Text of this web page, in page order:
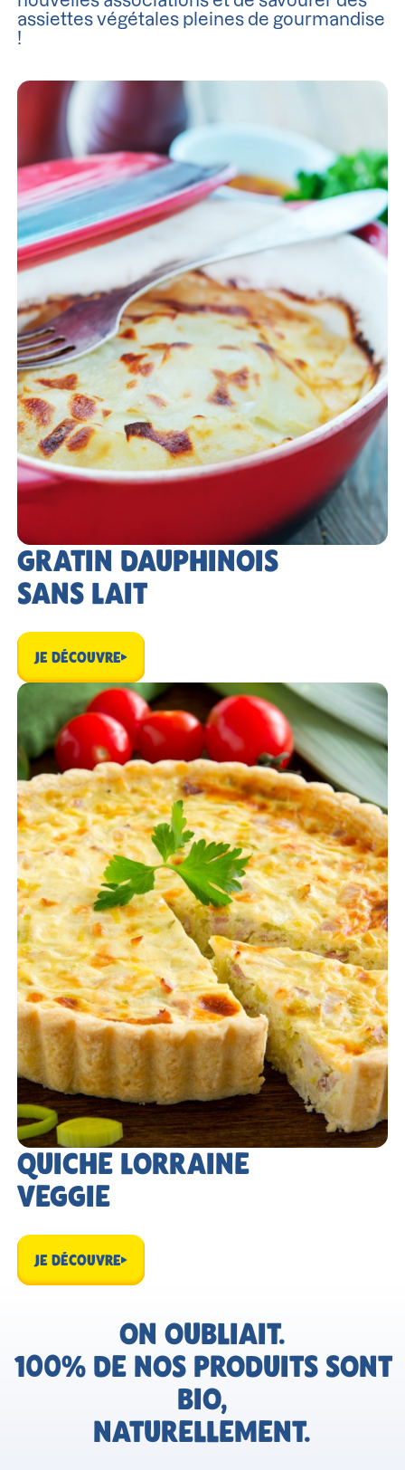
assiettes végétales pleines de gourmandise
!
GRATIN DAUPHINOIS
SANS LAIT
JE DÉCOUVRE
QUICHE LORRAINE
VEGGIE
JE DÉCOUVRE
ON OUBLIAIT.
100% DE NOS PRODUITS SONT
BIO,
NATURELLEMENT.